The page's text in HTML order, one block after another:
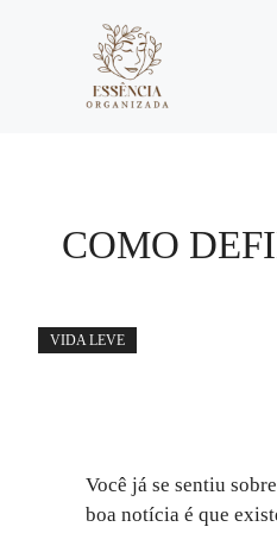
COMO
VIDA LEVE
Você já se sentiu
boa notícia é que